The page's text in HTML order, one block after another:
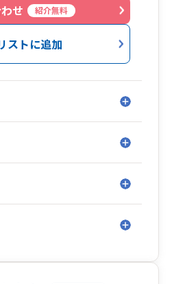
は、決めなければならない
うが良いこと、方向性を決
ない、どう進めればよいか
対して税金以外の部分に
て頂いております。
20年30年と進むと事業承継
いったことも視野に入れ
当事務所は成長の先の上場
せ
紹介無料
ストに追加